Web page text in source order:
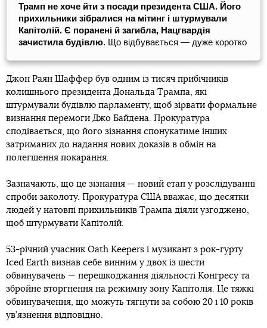
Трамп не хоче йти з посади президента США. Його
прихильники зібралися на мітинг і штурмували
Капітолій. Є поранені й загибла, Нацгвардія
зачистила будівлю. Що відбувається — дуже коротко
Джон Раян Шаффер був одним із тисяч прибічників
колишнього президента Дональда Трампа, які
штурмували будівлю парламенту, щоб зірвати формальне
визнання перемоги Джо Байдена. Прокуратура
сподівається, що його зізнання спонукатиме інших
затриманих до надання нових доказів в обмін на
полегшення покарання.
Зазначають, що це зізнання — новий етап у розслідуванні
спроби заколоту. Прокуратура США вважає, що десятки
людей у натовпі прихильників Трампа діяли узгоджено,
щоб штурмувати Капітолій.
53-річний учасник Oath Keepers і музикант з рок-гурту
Iced Earth визнав себе винним у двох із шести
обвинувачень — перешкоджання діяльності Конгресу та
збройне вторгнення на режимну зону Капітолія. Це тяжкі
обвинувачення, що можуть тягнути за собою 20 і 10 років
ув’язнення відповідно.